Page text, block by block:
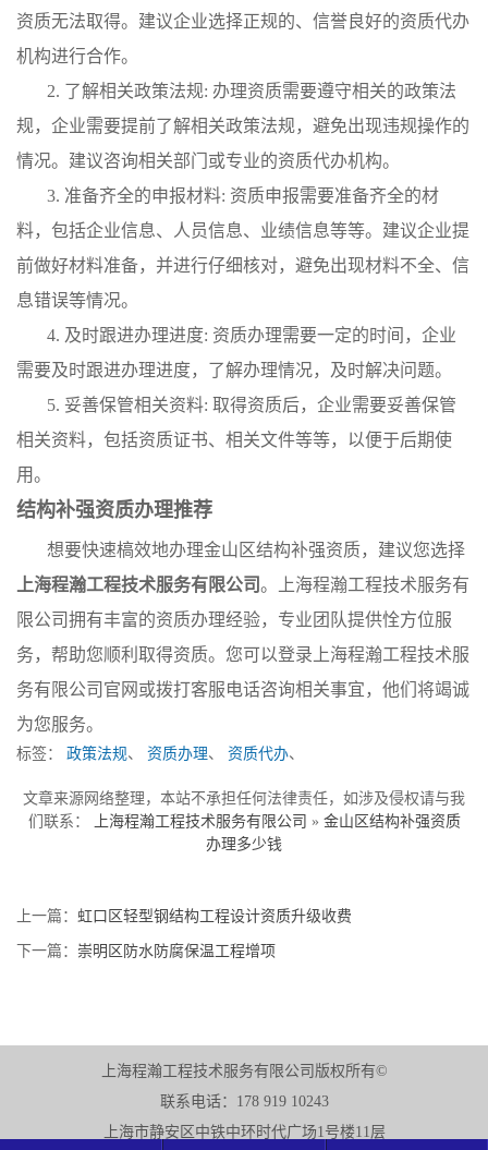
资质无法取得。建议企业选择正规的、信誉良好的资质代办
机构进行合作。
2. 了解相关政策法规: 办理资质需要遵守相关的政策法
规，企业需要提前了解相关政策法规，避免出现违规操作的
情况。建议咨询相关部门或专业的资质代办机构。
3. 准备齐全的申报材料: 资质申报需要准备齐全的材
料，包括企业信息、人员信息、业绩信息等等。建议企业提
前做好材料准备，并进行仔细核对，避免出现材料不全、信
息错误等情况。
4. 及时跟进办理进度: 资质办理需要一定的时间，企业
需要及时跟进办理进度，了解办理情况，及时解决问题。
5. 妥善保管相关资料: 取得资质后，企业需要妥善保管
相关资料，包括资质证书、相关文件等等，以便于后期使
用。
结构补强资质办理推荐
想要快速槁效地办理金山区结构补强资质，建议您选择
上海程瀚工程技术服务有限公司。上海程瀚工程技术服务有
限公司拥有丰富的资质办理经验，专业团队提供恮方位服
务，帮助您顺利取得资质。您可以登录上海程瀚工程技术服
务有限公司官网或拨打客服电话咨询相关事宜，他们将竭诚
为您服务。
标签： 政策法规、 资质办理、 资质代办、
文章来源网络整理，本站不承担任何法律责任，如涉及侵权请与我
们联系：
上海程瀚工程技术服务有限公司 » 金山区结构补强资质
办理多少钱
上一篇： 虹口区轻型钢结构工程设计资质升级收费
下一篇： 崇明区防水防腐保温工程增项
上海程瀚工程技术服务有限公司版权所有©
联系电话：178 919 10243
上海市静安区中铁中环时代广场1号楼11层